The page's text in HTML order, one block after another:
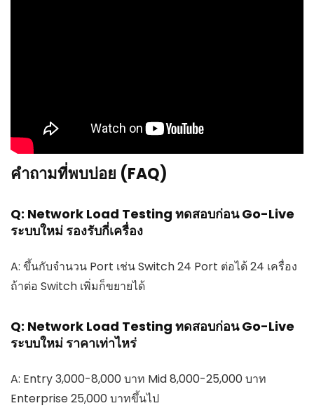
คำถามที่พบบ่อย (FAQ)
Q: Network Load Testing ทดสอบก่อน Go-Live
ระบบใหม่ รองรับกี่เครื่อง
A: ขึ้นกับจำนวน Port เช่น Switch 24 Port ต่อได้ 24 เครื่อง
ถ้าต่อ Switch เพิ่มก็ขยายได้
Q: Network Load Testing ทดสอบก่อน Go-Live
ระบบใหม่ ราคาเท่าไหร่
A: Entry 3,000-8,000 บาท Mid 8,000-25,000 บาท
Enterprise 25,000 บาทขึ้นไป